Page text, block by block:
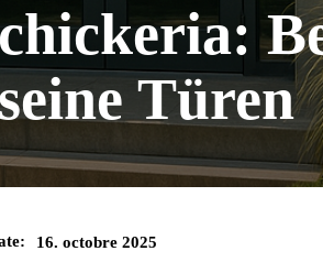
Türen
16. octobre 2025